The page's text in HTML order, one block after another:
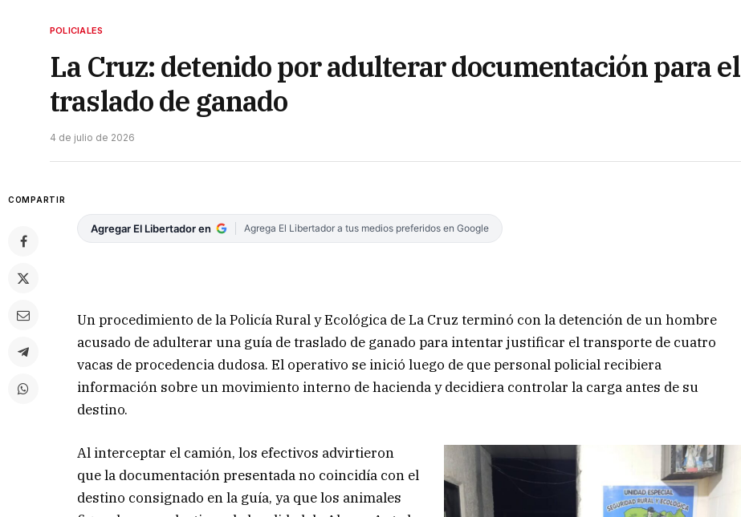
POLICIALES
La Cruz: detenido por adulterar documentación para el
traslado de ganado
4 de julio de 2026
COMPARTIR
Agregar El Libertador en Agrega El Libertador a tus medios preferidos en Google
Un procedimiento de la Policía Rural y Ecológica de La Cruz terminó con la detención de un hombre
acusado de adulterar una guía de traslado de ganado para intentar justificar el transporte de cuatro
vacas de procedencia dudosa. El operativo se inició luego de que personal policial recibiera
información sobre un movimiento interno de hacienda y decidiera controlar la carga antes de su
destino.
Al interceptar el camión, los efectivos advirtieron
que la documentación presentada no coincidía con el
destino consignado en la guía, ya que los animales